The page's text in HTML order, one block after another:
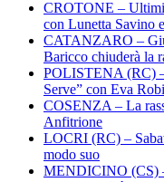
CROTONE – Ultimi
con Lunetta Savino
CATANZARO –
Baricco chiuderà la
POLISTENA (RC)
Serve” con Eva
COSENZA – La
Anfitrione
LOCRI (RC) –
modo suo
MENDICINO (CS)